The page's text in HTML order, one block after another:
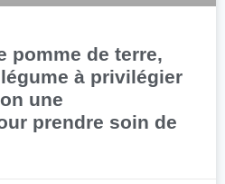
pomme de terre,
à privilégier
une
prendre soin de